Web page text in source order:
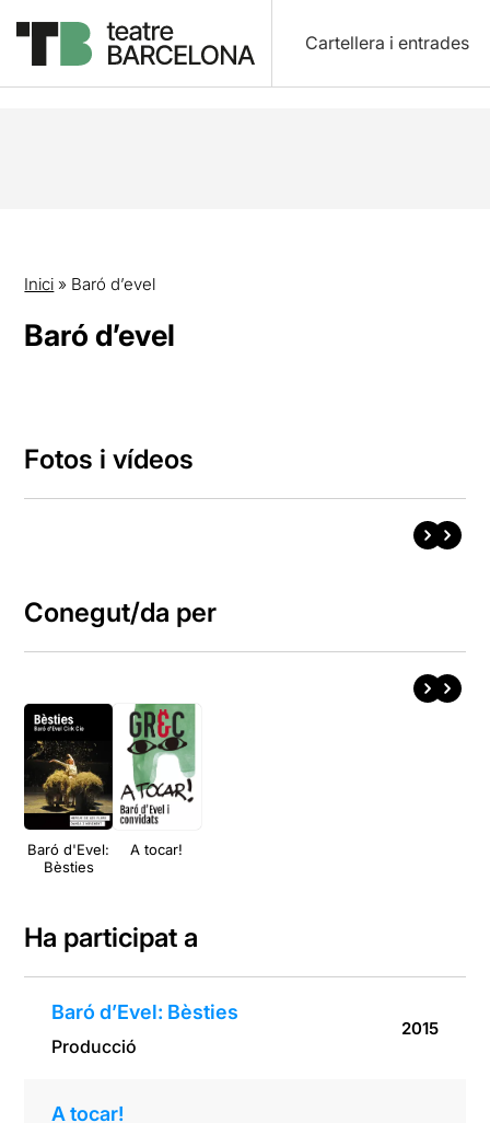
Cartellera i entrades
Inici » Baró d’evel
Baró d’evel
Fotos i vídeos
Conegut/da per
Baró d'Evel:
Bèsties
A tocar!
Ha participat a
Baró d’Evel: Bèsties
Producció
2015
A tocar!